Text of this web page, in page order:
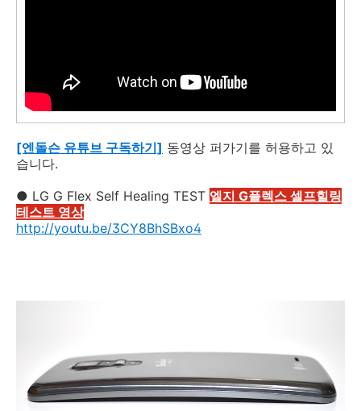
[엔돌슨 유튜브 구독하기] 동영상 퍼가기를 허용하고 있
습니다.
● LG G Flex Self Healing TEST 엘지 G플렉스 셀프힐링
테스트 영상
http://youtu.be/3CY8BhSBxo4